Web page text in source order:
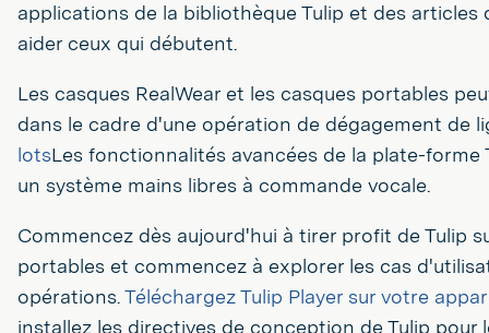
applications de la bibliothèque Tulip et des articles
aider ceux qui débutent.
Les casques RealWear et les casques portables
dans le cadre d'une opération de dégagement de
lotsLes fonctionnalités avancées de la plate-forme
un système mains libres à commande vocale.
Commencez dès aujourd'hui à tirer profit de Tulip
portables et commencez à explorer les cas
opérations. Téléchargez Tulip Player sur votre
installez les directives de conception de Tulip pour